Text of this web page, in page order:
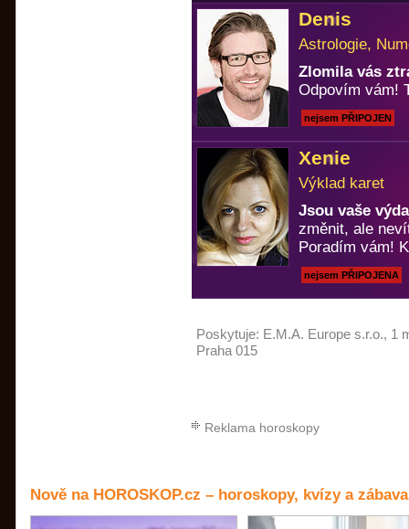
Denis
Astrologie,
Zlomila vás
Odpovím vám!
nejsem PŘIPOJEN
Xenie
Výklad karet
Jsou vaše
změnit, ale
Poradím vám!
nejsem PŘIPOJENA
Poskytuje: E.M.A. Europe s.r.o., 1
Praha 015
Reklama horoskopy
Nově na HOROSKOP.cz – horoskopy, kvízy a zábava